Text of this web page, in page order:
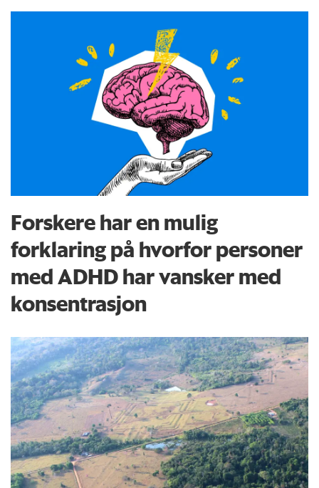
Forskere har en mulig
forklaring på hvorfor personer
med ADHD har vansker med
konsentrasjon